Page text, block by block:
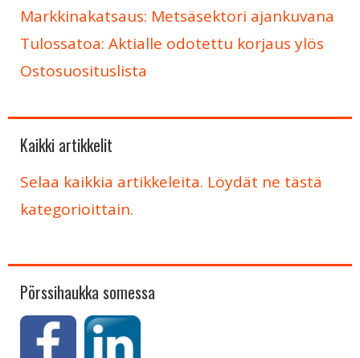
Markkinakatsaus: Metsäsektori ajankuvana
Tulossatoa: Aktialle odotettu korjaus ylös
Ostosuosituslista
Kaikki artikkelit
Selaa kaikkia artikkeleita. Löydät ne tästä
kategorioittain.
Pörssihaukka somessa